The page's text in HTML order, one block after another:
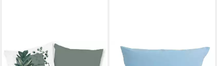
PURE LUXURY COLLECTION
Wendebettwäsche Green
BETIES
Kissenbezug Basic, (1 Stück),